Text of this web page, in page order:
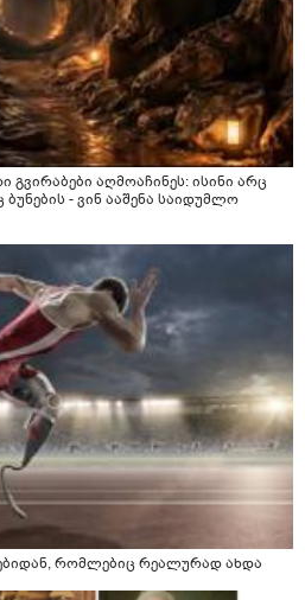
გვირაბები აღმოაჩინეს: ისინი არც
- ვინ ააშენა საიდუმლო
რომლებიც რეალურად ახდა